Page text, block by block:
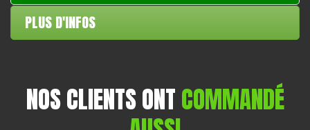
e
PLUS D'INFOS
NOS CLIENTS ONTCOMMANDÉ